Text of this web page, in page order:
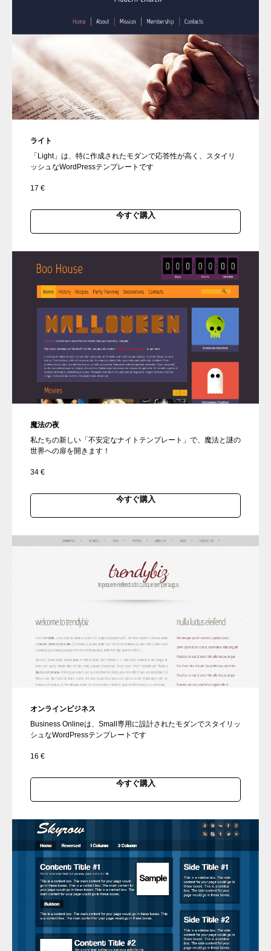
ライト
「Light」は、特に作成されたモダンで応答性が高く、スタイリ
ッシュなWordPressテンプレートです
17 €
今すぐ購入
魔法の夜
私たちの新しい「不安定なナイトテンプレート」で、魔法と謎の
世界への扉を開きます！
34 €
今すぐ購入
オンラインビジネス
Business Onlineは、Small専用に設計されたモダンでスタイリッ
シュなWordPressテンプレートです
16 €
今すぐ購入